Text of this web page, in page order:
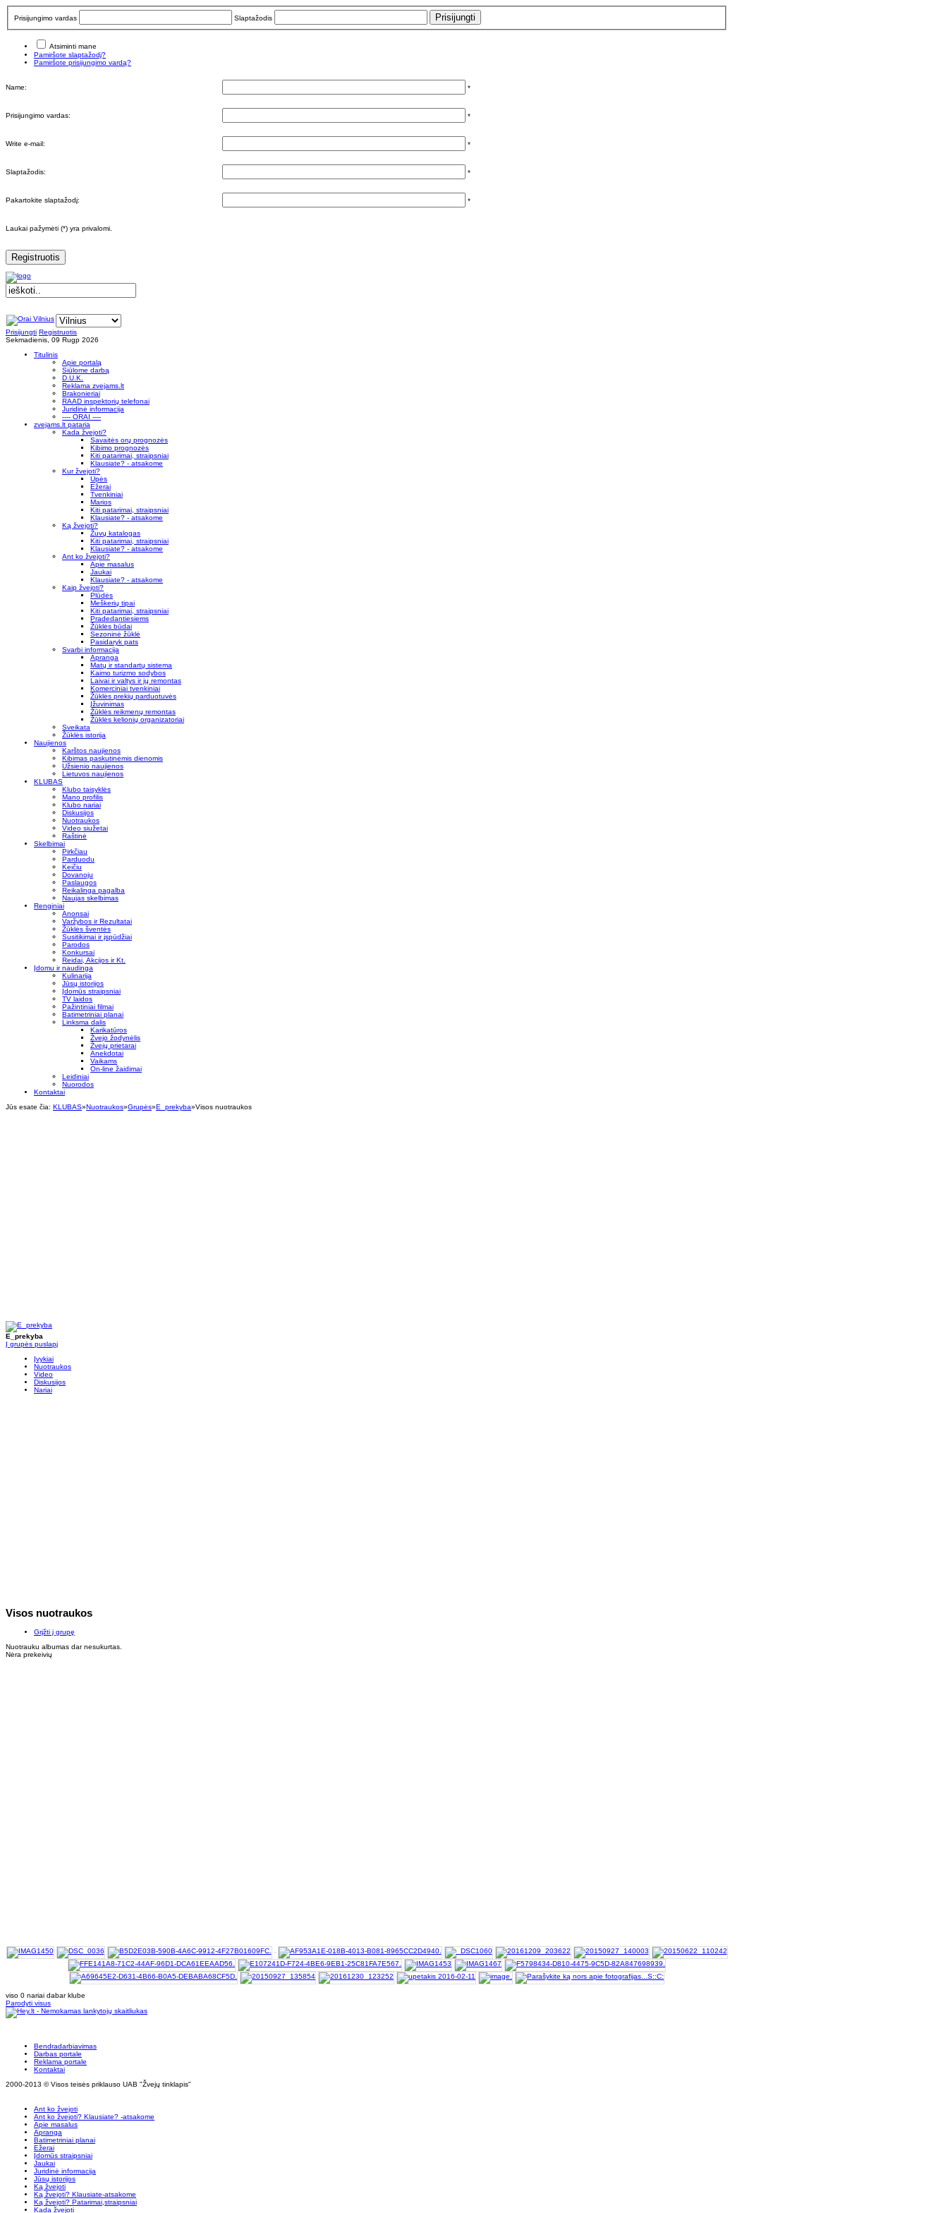
Prisijungimo vardas Slaptažodis
Atsiminti mane
Pamiršote slaptažodį?
Pamiršote prisijungimo vardą?
Name: *
Prisijungimo vardas: *
Write e-mail: *
Slaptažodis: *
Pakartokite slaptažodį: *
Laukai pažymėti (*) yra privalomi.
Registruotis
Prisijungti Registruotis
Sekmadienis, 09 Rugp 2026
Titulinis
Apie portalą
Siūlome darbą
D.U.K.
Reklama zvejams.lt
Brakonieriai
RAAD inspektorių telefonai
Juridinė informacija
---- ORAI ----
zvejams.lt pataria
Kada žvejoti?
Savaitės orų prognozės
Kibimo prognozės
Kiti patarimai, straipsniai
Klausiate? - atsakome
Kur žvejoti?
Upės
Ežerai
Tvenkiniai
Marios
Kiti patarimai, straipsniai
Klausiate? - atsakome
Ką žvejoti?
Žuvų katalogas
Kiti patarimai, straipsniai
Klausiate? - atsakome
Ant ko žvejoti?
Apie masalus
Jaukai
Klausiate? - atsakome
Kaip žvejoti?
Plūdės
Meškerių tipai
Kiti patarimai, straipsniai
Pradedantiesiems
Žūklės būdai
Sezoninė žūklė
Pasidaryk pats
Svarbi informacija
Apranga
Matų ir standartų sistema
Kaimo turizmo sodybos
Laivai ir valtys ir jų remontas
Komerciniai tvenkiniai
Žūklės prekių parduotuvės
Įžuvinimas
Žūklės reikmenų remontas
Žūklės kelionių organizatoriai
Sveikata
Žūklės istorija
Naujienos
Karštos naujienos
Kibimas paskutinėmis dienomis
Užsienio naujienos
Lietuvos naujienos
KLUBAS
Klubo taisyklės
Mano profilis
Klubo nariai
Diskusijos
Nuotraukos
Video siužetai
Raštinė
Skelbimai
Pirkčiau
Parduodu
Keičiu
Dovanoju
Paslaugos
Reikalinga pagalba
Naujas skelbimas
Renginiai
Anonsai
Varžybos ir Rezultatai
Žūklės šventės
Susitikimai ir įspūdžiai
Parodos
Konkursai
Reidai, Akcijos ir Kt.
Įdomu ir naudinga
Kulinarija
Jūsų istorijos
Įdomūs straipsniai
TV laidos
Pažintiniai filmai
Batimetriniai planai
Linksma dalis
Karikatūros
Žvejo žodynėlis
Žvejų prietarai
Anekdotai
Vaikams
On-line žaidimai
Leidiniai
Nuorodos
Kontaktai
Jūs esate čia: KLUBAS»Nuotraukos»Grupės»E_prekyba»Visos nuotraukos
E_prekyba
Į grupės puslapį
Įvykiai
Nuotraukos
Video
Diskusijos
Nariai
Visos nuotraukos
Grįžti į grupę
Nuotrauku albumas dar nesukurtas.
Nėra prekeivių
viso 0 nariai dabar klube
Parodyti visus
Bendradarbiavimas
Darbas portale
Reklama portale
Kontaktai
2000-2013 © Visos teisės priklauso UAB "Žvejų tinklapis"
Ant ko žvejoti
Ant ko žvejoti? Klausiate? -atsakome
Apie masalus
Apranga
Batimetriniai planai
Ežerai
Įdomūs straipsniai
Jaukai
Juridinė informacija
Jūsų istorijos
Ką žvejoti
Ką žvejoti? Klausiate-atsakome
Ką žvejoti? Patarimai,straipsniai
Kada žvejoti